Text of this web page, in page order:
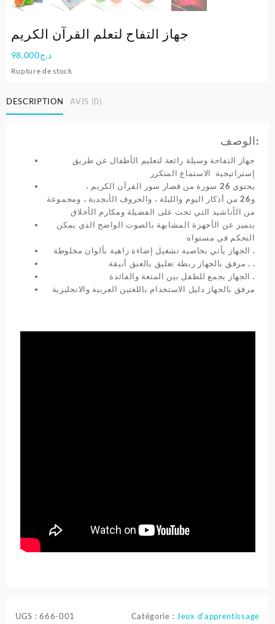
جهاز التفاح لتعلم القرآن الكريم
د.ج98,000
Rupture de stock
DESCRIPTION AVIS (0)
الوصف:
إستراتيجية الاستماع المتكرر
يحتوي 26 سورة من قصار سور القرآن الكريم ،
و26 من أذكار اليوم والليلة ، والحروف الأبجدية ، ومجموعة
من الأناشيد التي تحث على الفضيلة ومكارم الأخلاق
يتميز عن الأجهزة المشابهة بالصوت الواضح الذي يمكن
التحكم في مستواه
الجهاز يأتي بخاصية تشغيل إضاءة زاهية بألوان مخلوطة .
مرفق بالجهاز ربطة تعليق بالعنق أنيقة . .
الجهاز يجمع للطفل بين المتعة والفائدة .
مرفق بالجهاز دليل الاستخدام باللغتين العربية والانجليزية
UGS :666-001 Catégorie : Jeux d'apprentissage